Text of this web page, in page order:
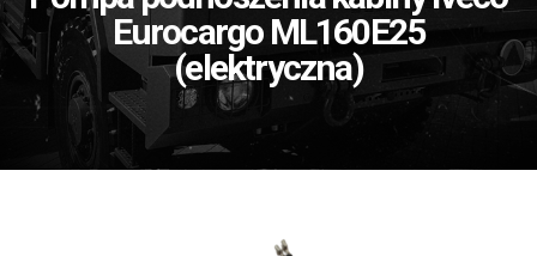
Eurocargo ML160E25
(elektryczna)